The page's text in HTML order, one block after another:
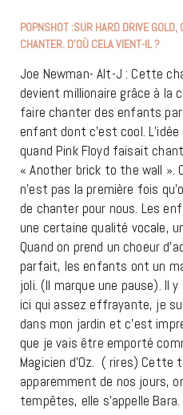
POPNSHOT :SUR HARD DRIVE
CHANTER. D’OÙ CELA VIENT-IL ?
Joe Newman- Alt-J : Cette
devient millionaire grâce à la
faire chanter des enfants
enfant dont c’est cool.
quand Pink Floyd faisait
« Another brick to the wall ».
n’est pas la première fois
de chanter pour nous. Les
une certaine qualité vocale,
Quand on prend un choeur
parfait, les enfants ont un
joli. (Il marque une pause). Il
ici qui assez effrayante, je
dans mon jardin et c’est
que je vais être emporté
Magicien d’Oz. ( rires) Cette
apparemment de nos jours,
tempêtes, elle s’appelle Bara.